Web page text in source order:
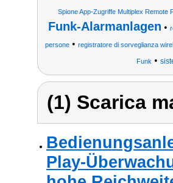
Spione App-Zugriffe Multiplex Remote
Funk-Alarmanlagen •
persone • registratore di sorveglianza
Funk •
(1) Scarica
Play-